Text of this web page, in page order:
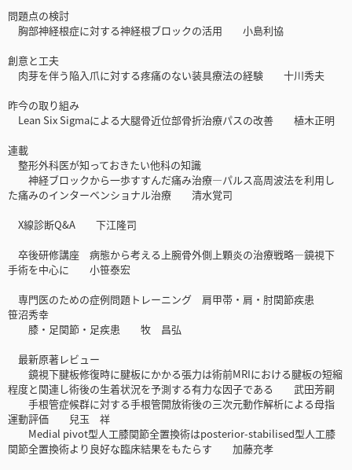
問題点の検討
胸部神経根症に対する神経根ブロックの活用 小島利協
創意と工夫
肉芽を伴う陥入爪に対する疼痛のない装具療法の経験 十川秀夫
昨今の取り組み
Lean Six Sigmaによる大腿骨近位部骨折治療パスの改善 植木正明
連載
整形外科医が知っておきたい他科の知識
神経ブロックから一歩すすんだ痛み治療—パルス高周波法を利用し
た痛みのインターベンショナル治療 清水覚司
X線診断Q&A 下江隆司
卒後研修講座 病態から考える上腕骨外側上顆炎の治療戦略—鏡視下
手術を中心に 小笹泰宏
専門医のための症例問題トレーニング 肩甲帯・肩・肘関節疾患
笹沼秀幸
膝・足関節・足疾患 牧 昌弘
最新原著レビュー
鏡視下腱板修復時に腱板にかかる張力は術前MRIにおける腱板の短縮
程度と関連し術後の生着状況を予測する有力な因子である 武田芳嗣
手根管症候群に対する手根管開放術後の三次元動作解析による母指
運動評価 兒玉 祥
Medial pivot型人工膝関節全置換術はposterior-stabilised型人工膝
関節全置換術より良好な臨床結果をもたらす 加藤充孝